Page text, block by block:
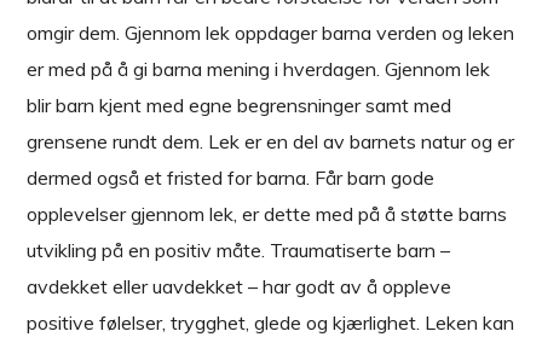
omgir dem. Gjennom lek oppdager barna verden og leken
er med på å gi barna mening i hverdagen. Gjennom lek
blir barn kjent med egne begrensninger samt med
grensene rundt dem. Lek er en del av barnets natur og er
dermed også et fristed for barna. Får barn gode
opplevelser gjennom lek, er dette med på å støtte barns
utvikling på en positiv måte. Traumatiserte barn –
avdekket eller uavdekket – har godt av å oppleve
positive følelser, trygghet, glede og kjærlighet. Leken kan